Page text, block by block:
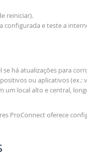
reiniciar).
configurada e teste a
se há atualizações para
ou aplicativos
um local alto e central,
ProConnect oferece